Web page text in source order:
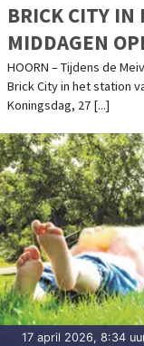
BRICK CITY IN
MIDDAGEN
GEBOUWEN
HOORN – Tijdens de
Brick City in het station
Koningsdag, 27 [...]
17 april 2026, 8:34